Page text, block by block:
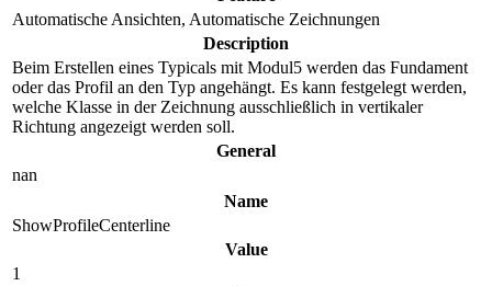
Automatische Ansichten, Automatische Zeichnungen
Description
Beim Erstellen eines Typicals mit Modul5 werden das Fundament
oder das Profil an den Typ angehängt. Es kann festgelegt werden,
welche Klasse in der Zeichnung ausschließlich in vertikaler
Richtung angezeigt werden soll.
General
nan
Name
ShowProfileCenterline
Value
1